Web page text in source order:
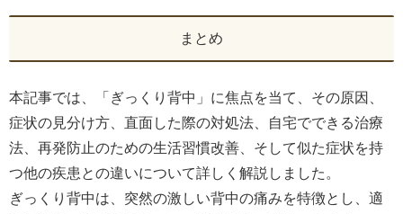
まとめ
本記事では、「ぎっくり背中」に焦点を当て、その原因、
症状の見分け方、直面した際の対処法、自宅でできる治療
法、再発防止のための生活習慣改善、そして似た症状を持
つ他の疾患との違いについて詳しく解説しました。
ぎっくり背中は、突然の激しい背中の痛みを特徴とし、適